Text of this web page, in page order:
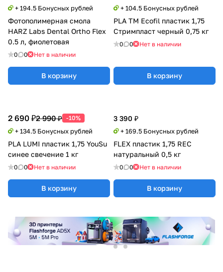
+ 104.5 Бонусных рублей
PLA TM Ecofil пластик 1,75
Стримпласт черный 0,75 кг
0 0 Нет в наличии
В корзину
2 690 ₽2 990 ₽ -10%
+ 134.5 Бонусных рублей
PLA LUMI пластик 1,75 YouSu
синее свечение 1 кг
0 0 Нет в наличии
В корзину
3 390 ₽
+ 169.5 Бонусных рублей
FLEX пластик 1,75 REC
натуральный 0,5 кг
0 0 Нет в наличии
В корзину
+ 194.5 Бонусных рублей
Фотополимерная смола
HARZ Labs Dental Ortho Flex
0.5 л, фиолетовая
0 0 Нет в наличии
В корзину